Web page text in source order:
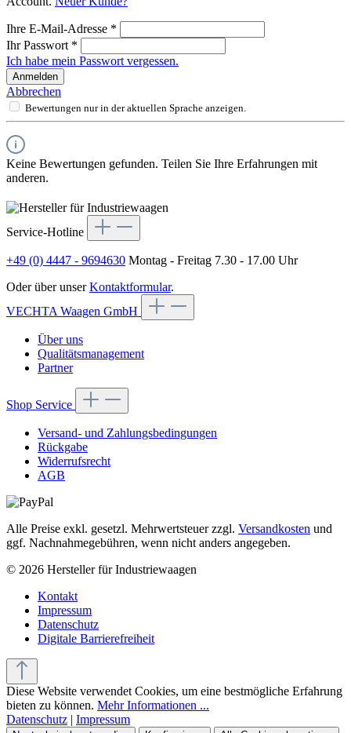
Ihre E-Mail-Adresse *
Ihr Passwort *
Ich habe mein Passwort vergessen.
Anmelden
Abbrechen
Bewertungen nur in der aktuellen Sprache anzeigen.
Keine Bewertungen gefunden. Teilen Sie Ihre Erfahrungen mit
anderen.
Service-Hotline
+49 (0) 4447 - 9694630 Montag - Freitag 7.30 - 17.00 Uhr
Oder über unserKontaktformular.
VECHTA Waagen GmbH
Über uns
Qualitätsmanagement
Partner
Shop Service
Versand- und Zahlungsbedingungen
Rückgabe
Widerrufsrecht
AGB
Alle Preise exkl. gesetzl. Mehrwertsteuer zzgl. Versandkosten und
ggf. Nachnahmegebühren, wenn nicht anders angegeben.
© 2026 Hersteller für Industriewaagen
Kontakt
Impressum
Datenschutz
Digitale Barrierefreiheit
Diese Website verwendet Cookies, um eine bestmögliche Erfahrung
bieten zu können. Mehr Informationen ...
Datenschutz | Impressum